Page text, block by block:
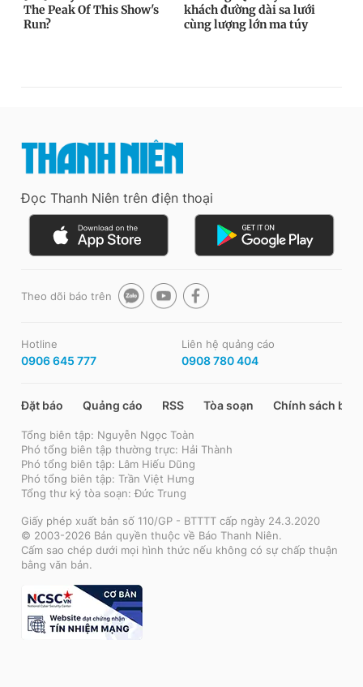
Đọc Thanh Niên trên điện thoại
Theo dõi báo trên
Hotline
0906 645 777
Liên hệ quảng cáo
0908 780 404
Đặt báo Quảng cáo RSS Tòa soạn Chính sách bảo
Tổng biên tập: Nguyễn Ngọc Toàn
Phó tổng biên tập thường trực: Hải Thành
Phó tổng biên tập: Lâm Hiếu Dũng
Phó tổng biên tập: Trần Việt Hưng
Tổng thư ký tòa soạn: Đức Trung
Giấy phép xuất bản số 110/GP - BTTTT cấp ngày 24.3.2020
© 2003-2026 Bản quyền thuộc về Báo Thanh Niên.
Cấm sao chép dưới mọi hình thức nếu không có sự chấp thuận
bằng văn bản.